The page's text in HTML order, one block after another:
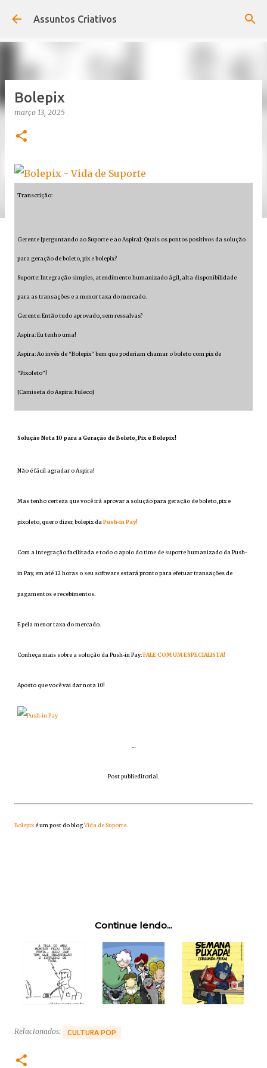
Pular para o conteúdo principal
Assuntos Criativos
Bolepix
março 13, 2025
Transcrição:
Gerente [perguntando ao Suporte e ao Aspira]: Quais os pontos positivos da solução
para geração de boleto, pix e bolepix?
Suporte: Integração simples, atendimento humanizado ágil, alta disponibilidade
para as transações e a menor taxa do mercado.
Gerente: Então tudo aprovado, sem ressalvas?
Aspira: Eu tenho uma!
Aspira: Ao invés de “Bolepix” bem que poderiam chamar o boleto com pix de
“Pixoleto”!
[Camiseta do Aspira: Fuleco]
Solução Nota 10 para a Geração de Boleto, Pix e Bolepix!
Não é fácil agradar o Aspira!
Mas tenho certeza que você irá aprovar a solução para geração de boleto, pix e
pixoleto, quero dizer, bolepix da Push-in Pay!
Com a integração facilitada e todo o apoio do time de suporte humanizado da Push-
in Pay, em até 12 horas o seu software estará pronto para efetuar transações de
pagamentos e recebimentos.
E pela menor taxa do mercado.
Conheça mais sobre a solução da Push-in Pay:FALE COM UM ESPECIALISTA!
Aposto que você vai dar nota 10!
…
Post publieditorial.
Bolepix é um post do blogVida de Suporte
Continue lendo...
Relacionados: CULTURA POP